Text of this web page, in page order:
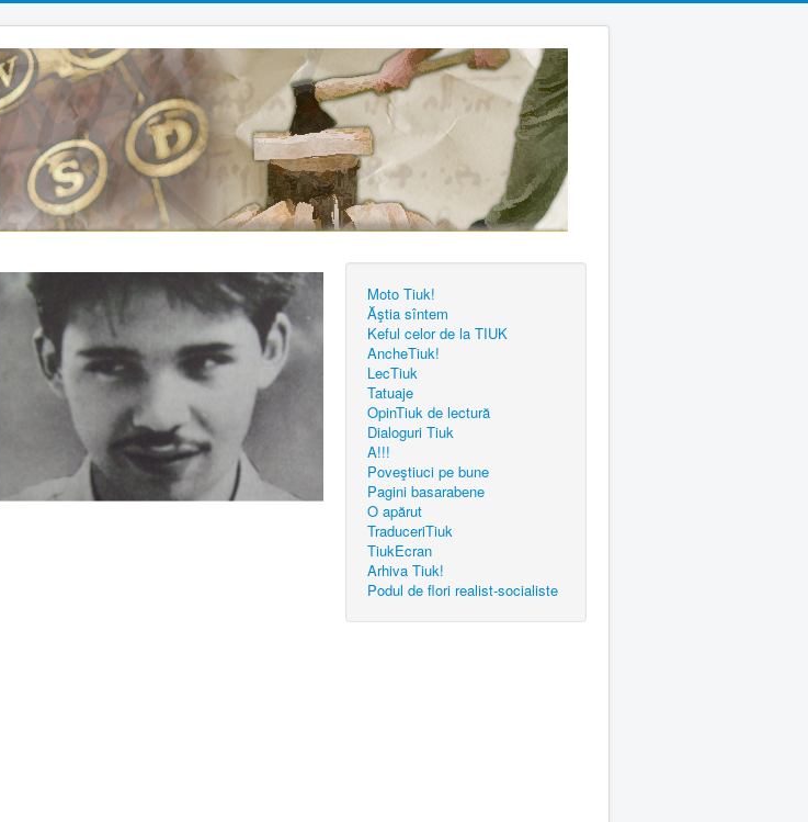
Moto Tiuk!
Ăştia sîntem
Keful celor de la TIUK
AncheTiuk!
LecTiuk
Tatuaje
OpinTiuk de lectură
Dialoguri Tiuk
A!!!
Poveştiuci pe bune
Pagini basarabene
O apărut
TraduceriTiuk
TiukEcran
Arhiva Tiuk!
Podul de flori realist-socialiste